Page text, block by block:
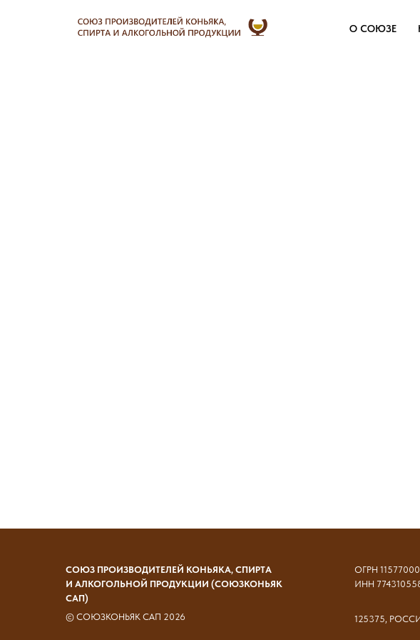
О СОЮЗЕ
СОЮЗ ПРОИЗВОДИТЕЛЕЙ КОНЬЯКА, СПИРТА
И АЛКОГОЛЬНОЙ ПРОДУКЦИИ (СОЮЗКОНЬЯК
САП)
125375,
ОГРН
ИНН
© СОЮЗКОНЬЯК САП 2026